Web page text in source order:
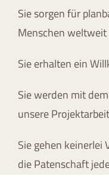
Sie sorgen für
Menschen weltweit
Sie erhalten ein
Sie werden mit dem
unsere
Sie gehen keinerlei
die Patenschaft